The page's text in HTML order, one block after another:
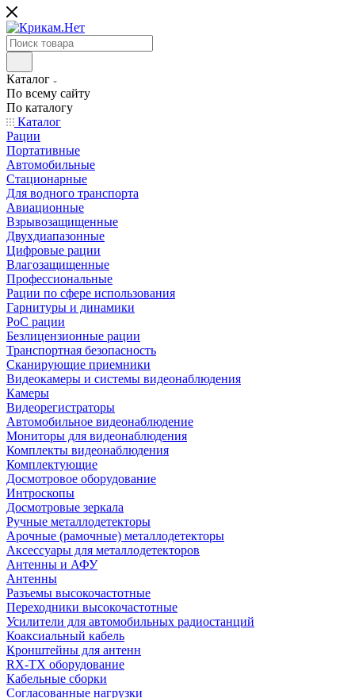
Каталог
По всему сайту
По каталогу
Каталог
Рации
Портативные
Автомобильные
Стационарные
Для водного транспорта
Авиационные
Взрывозащищенные
Двухдиапазонные
Цифровые рации
Влагозащищенные
Профессиональные
Рации по сфере использования
Гарнитуры и динамики
PoC рации
Безлицензионные рации
Транспортная безопасность
Сканирующие приемники
Видеокамеры и системы видеонаблюдения
Камеры
Видеорегистраторы
Автомобильное видеонаблюдение
Мониторы для видеонаблюдения
Комплекты видеонаблюдения
Комплектующие
Досмотровое оборудование
Интроскопы
Досмотровые зеркала
Ручные металлодетекторы
Арочные (рамочные) металлодетекторы
Аксессуары для металлодетекторов
Антенны и АФУ
Антенны
Разъемы высокочастотные
Переходники высокочастотные
Усилители для автомобильных радиостанций
Коаксиальный кабель
Кронштейны для антенн
RX-TX оборудование
Кабельные сборки
Согласованные нагрузки